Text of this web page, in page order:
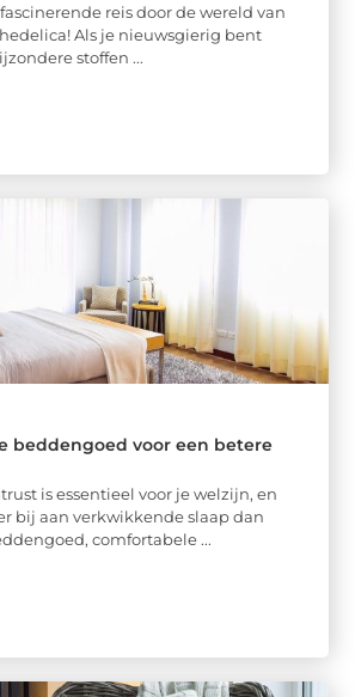
reis door de wereld van
Als je nieuwsgierig bent
stoffen ...
beddengoed voor een betere
is essentieel voor je welzijn, en
bij aan verkwikkende slaap dan
comfortabele ...